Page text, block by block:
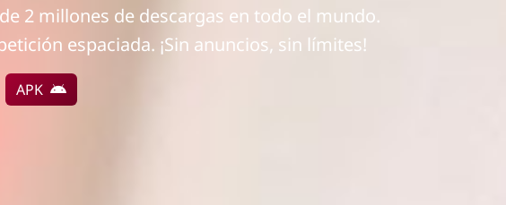
2 millones de descargas en todo el mundo.
espaciada. ¡Sin anuncios, sin límites!
APK